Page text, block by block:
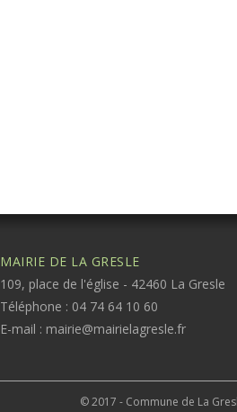
MAIRIE DE LA GRESLE
109, place de l'église - 42460 La Gresle
Téléphone : 04 74 64 10 60
E-mail : mairie@mairielagresle.fr
© 2017 - Commune de La